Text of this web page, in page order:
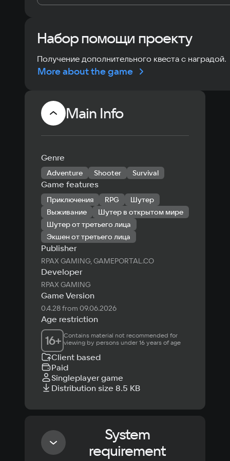
Набор помощи проекту
Получение дополнительного квеста с наградой.
More about the game
Main Info
Genre
Adventure Shooter Survival
Game features
Приключения RPG
Шутер
Выживание
Шутер в открытом мире
Шутер от третьего лица
Экшен от третьего лица
Publisher
RPAX GAMING, GAMEPORTAL.CO
Developer
RPAX GAMING
Game Version
0.4.28 from 09.06.2026
Age restriction
16+ Contains material not recommended for
viewing by persons under 16 years of age
Client based
Paid
Singleplayer game
Distribution size 8.5 KB
System
requirement